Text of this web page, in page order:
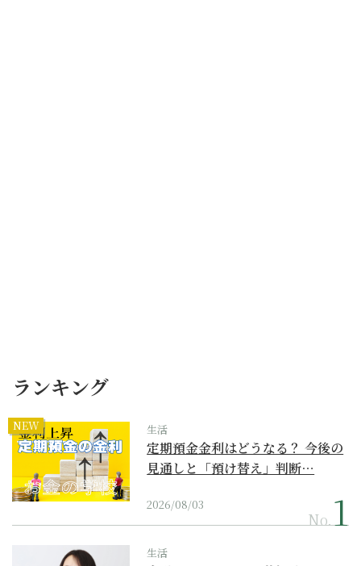
ランキング
NEW 生活
定期預金金利はどうなる？ 今後の
見通しと「預け替え」判断…
2026/08/03
No.
生活